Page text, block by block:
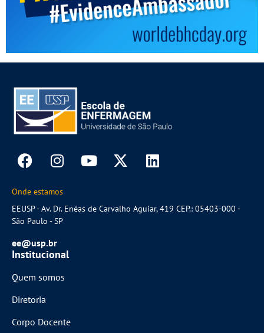
Onde estamos
EEUSP - Av. Dr. Enéas de Carvalho Aguiar, 419 CEP.: 05403-000 -
São Paulo - SP
ee@usp.br
Institucional
Quem somos
Diretoria
Corpo Docente